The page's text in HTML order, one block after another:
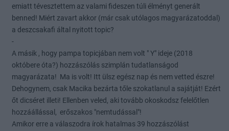
emiatt tévesztettem az valami fideszen túli élményt generált
benned! Miért zavart akkor (már csak utólagos magyarázatoddal)
a deszcsakafi által nyitott topic?
-
A másik , hogy pampa topicjában nem volt " Y" ideje (2018
októbere óta?) hozzászólás szimplán tudatlanságod
magyarázata! Ma is volt! Itt ülsz egész nap és nem vetted észre!
Dehogynem, csak Macika bezárta tőle szokatlanul a sajátját! Ezért
őt dicséret illeti! Ellenben veled, aki tovább okoskodsz felelőtlen
hozzáállással, erőszakos "nemtudással"!
Amikor erre a válaszodra írok hatalmas 39 hozzászólást